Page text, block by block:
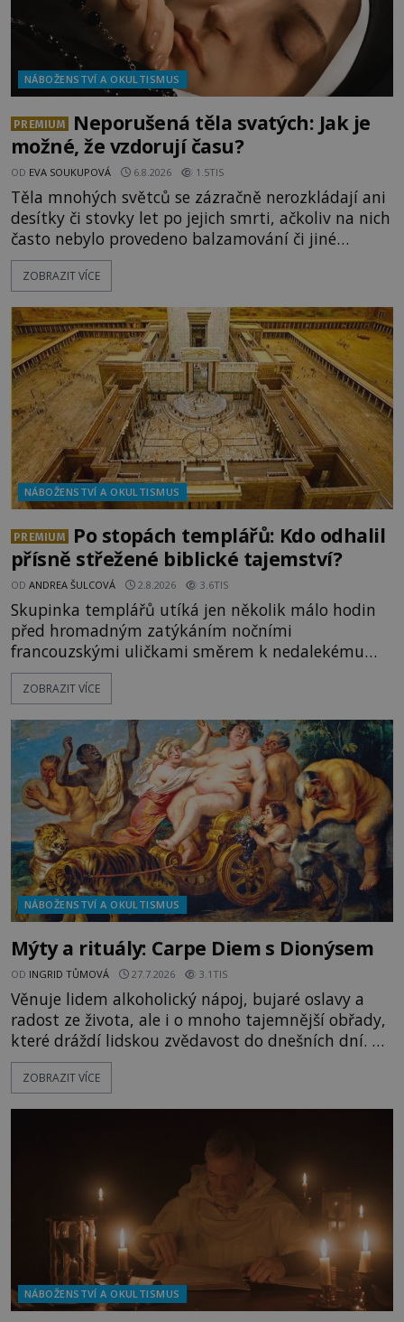
NÁBOŽENSTVÍ A OKULTISMUS
PREMIUM
Neporušená těla svatých: Jak je
možné, že vzdorují času?
OD EVA SOUKUPOVÁ 6.8.2026 1.5TIS
Těla mnohých světců se zázračně nerozkládají ani
desítky či stovky let po jejich smrti, ačkoliv na nich
často nebylo provedeno balzamování či jiné
pokusy o konzervaci. Neporušené ostatky bývají
považovány za důkaz svatosti zemřelých. Jaké
osobností ochraňují? Na hřbitově u kláštera
Milosrdných
ZOBRAZIT VÍCE
NÁBOŽENSTVÍ A OKULTISMUS
PREMIUM
Po stopách templářů: Kdo odhalil
přísně střežené biblické tajemství?
OD ANDREA ŠULCOVÁ 2.8.2026 3.6TIS
Skupinka templářů utíká jen několik málo hodin
před hromadným zatýkáním nočními
francouzskými uličkami směrem k nedalekému
přístavu. Jeden z nich má přes ramena ranec s
tajemným obsahem. Kapitán lodi už na ně čeká.
vyplouváme,“ sdělí jim. „Kam máme namířeno,
kapitáne?“ zeptá se ho jeden z templářů. „Do Sk
ZOBRAZIT VÍCE
NÁBOŽENSTVÍ A OKULTISMUS
Mýty a rituály: Carpe Diem s Dionýsem
OD INGRID TŮMOVÁ 27.7.2026 3.1TIS
Věnuje lidem alkoholický nápoj, bujaré oslavy a
radost ze života, ale i o mnoho tajemnější obřady,
které dráždí lidskou zvědavost do dnešních dní. Co
doopravdy představuje bůh, jemuž Římané říkají
Bakchus? Mytologický příběh řeckého boha
ZOBRAZIT VÍCE
NÁBOŽENSTVÍ A OKULTISMUS